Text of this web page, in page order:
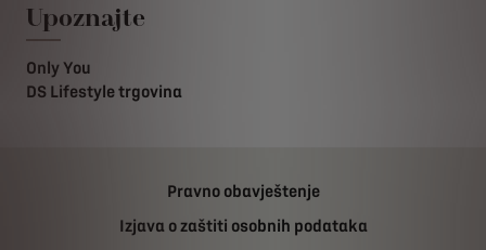
Upoznajte
Only You
DS Lifestyle trgovina
Pravno obavještenje
Izjava o zaštiti osobnih podataka